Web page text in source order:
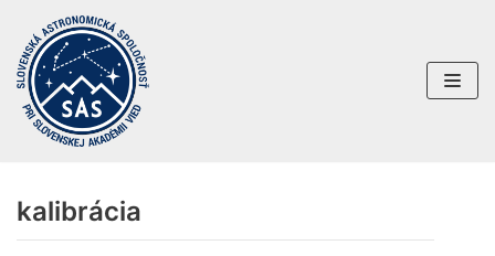
Preskočiť
na
obsah
kalibrácia